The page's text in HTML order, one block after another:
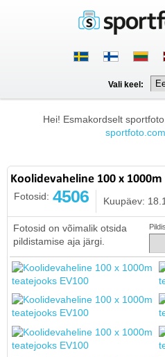
Vali keel:
Hei! Esmakordselt
Koolidevaheline 100 x
Fotosid: 4506 Kuupäev:
Fotosid on võimalik otsida
pildistamise aja järgi.